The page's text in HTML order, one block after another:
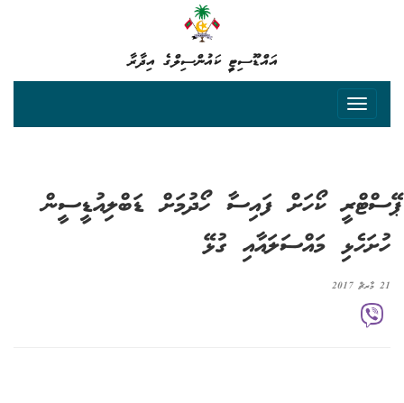
އައްޑޫސިޓީ ކައުންސިލްގެ އިދާރާ
ޕޭސްޓްރީ ކޯހަށް ފައިސާ ހޯދުމަށް ޑަބްލިއުޑީސީން
ހުށަހެޅި މައްސަލައާއި ގުޅޭ
21 މާރޗް 2017